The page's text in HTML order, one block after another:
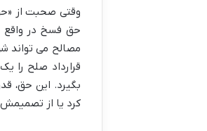
وقتی صحبت از
حق فسخ در واقع
مصالح می تواند
قرارداد صلح را
بگیرد. این حق،
کرد یا از